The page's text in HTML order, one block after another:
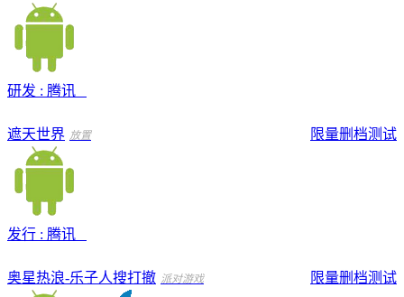
研发 : 腾讯
遮天世界 放置 限量删档测试
发行 : 腾讯
奥星热浪-乐子人搜打撤 派对游戏 限量删档测试